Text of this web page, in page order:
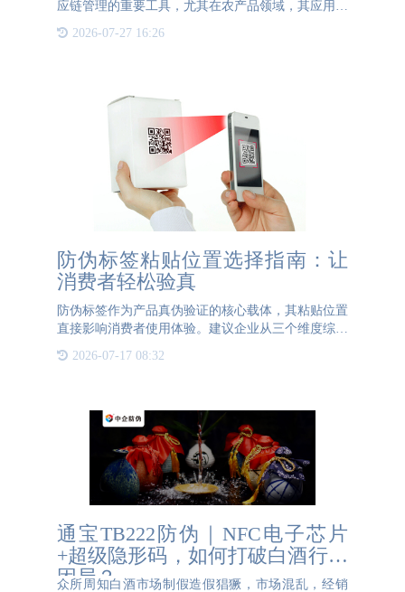
应链管理的重要工具，尤其在农产品领域，其应用前
企业能够实现对产品全生命周期的追溯和管理，从而
2026-07-27 16:26
防伪标签粘贴位置选择指南：让
消费者轻松验真
防伪标签作为产品真伪验证的核心载体，其粘贴位置
直接影响消费者使用体验。建议企业从三个维度综合
考虑标签放置：视觉显著性原则优先选择产品外包装
正面或顶部显眼位置，如纸盒封口处、瓶身标签区、
2026-07-17 08:32
通宝TB222防伪｜NFC电子芯片
+超级隐形码，如何打破白酒行业
困局？
众所周知白酒市场制假造假猖獗，市场混乱，经销